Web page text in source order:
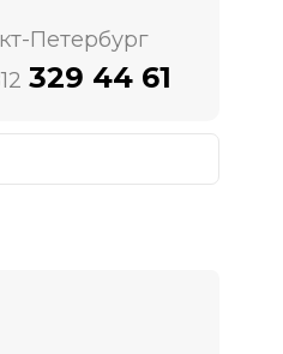
Петербург
329 44 61